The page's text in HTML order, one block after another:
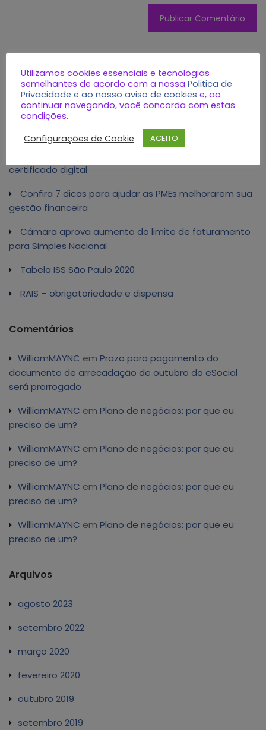
certificado digital
Confira 7 dicas para ajudar as PMEs melhorarem sua
gestão financeira
Câmara aprova aumento do limite de faturamento
para Simples Nacional
Tabela ISS São Paulo 2020
RAIS – obrigatoriedade e dispensa
Comentários
WilliamMAYNC em Prazo para pagamento do
documento de arrecadação de outubro do eSocial
será prorrogado
WilliamMAYNC em Plano de negócios: por que eu
preciso de um?
WilliamMAYNC em Plano de negócios: por que eu
preciso de um?
WilliamMAYNC em Plano de negócios: por que eu
preciso de um?
WilliamMAYNC em Plano de negócios: por que eu
preciso de um?
Arquivos
agosto 2023
setembro 2022
março 2020
fevereiro 2020
outubro 2019
setembro 2019
Utilizamos cookies essenciais e tecnologias
semelhantes de acordo com a nossa Politica de
Privacidade e ao nosso aviso de cookies e, ao
continuar navegando, você concorda com estas
condições.
Configurações de Cookie
ACEITO